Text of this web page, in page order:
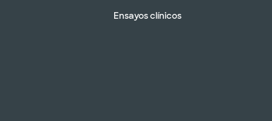
Ensayos clínicos